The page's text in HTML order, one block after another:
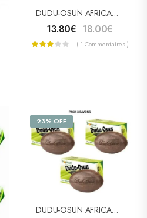
DUDU-OSUN AFRICAN BLACK SOAP – SAVON NOIR PACK 6
13.80€ 18.00€
( 1 Commentaires )
23% OFF
DUDU-OSUN AFRICAN BLACK SOAP – SAVON NOIR PACK 3